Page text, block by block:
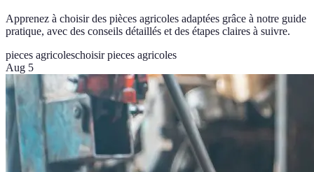
Apprenez à choisir des pièces agricoles adaptées grâce à notre guide
pratique, avec des conseils détaillés et des étapes claires à suivre.
pieces agricoleschoisir pieces agricoles
Aug 5